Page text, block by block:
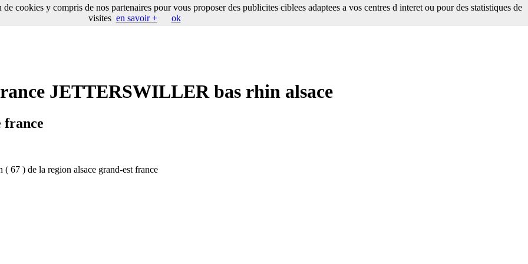
JETTERSWILLER bas rhin alsace
france
67 ) de la region alsace grand-est france
cookies y compris de nos partenaires pour vous proposer des publicites ciblees adaptees a vos centres d interet ou pour des statistiques de
visites en savoir + ok